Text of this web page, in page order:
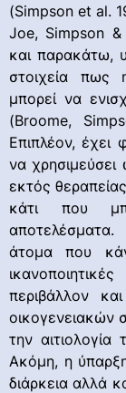
(Simpson et al.
Joe, Simpson
και παρακάτω,
στοιχεία πως
μπορεί να
(Broome,
Επιπλέον, έχει
να χρησιμεύσει
εκτός
κάτι που
αποτελέσματα.
άτομα που
περιβάλλον
οικογενειακών
την
Ακόμη, η
διάρκεια αλλά